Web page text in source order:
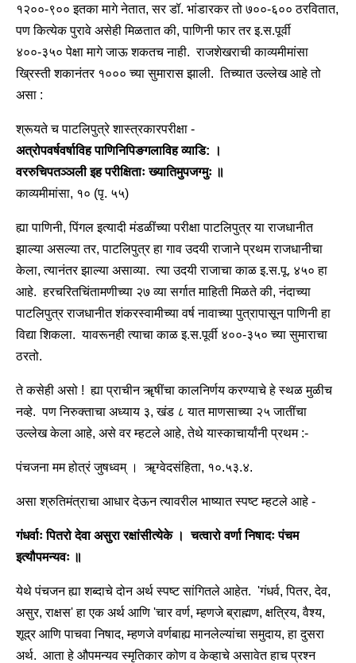
१२००-९०० इतका मागे नेतात, सर डॉ. भांडारकर तो ७००-६०० ठरवितात,
पण कित्येक पुरावे असेही मिळतात की, पाणिनी फार तर इ.स.पूर्वी
४००-३५० पेक्षा मागे जाऊ शकतच नाही. राजशेखराची काव्यमीमांसा
ख्रिस्ती शकानंतर १००० च्या सुमारास झाली. तिच्यात उल्लेख आहे तो
असा :
श्रूयते च पाटलिपुत्रे शास्त्रकारपरीक्षा -
अत्रोपवर्षवर्षाविह पाणिनिपिङगलाविह व्याडि: ।
वररुचिपतञ्ञली इह परीक्षिताः ख्यातिमुपजग्मुः ॥
काव्यमीमांसा, १० (पृ. ५५)
ह्या पाणिनी, पिंगल इत्यादी मंडळींच्या परीक्षा पाटलिपुत्र या राजधानीत
झाल्या असल्या तर, पाटलिपुत्र हा गाव उदयी राजाने प्रथम राजधानीचा
केला, त्यानंतर झाल्या असाव्या. त्या उदयी राजाचा काळ इ.स.पू. ४५० हा
आहे. हरचरितचिंतामणीच्या २७ व्या सर्गात माहिती मिळते की, नंदाच्या
पाटलिपुत्र राजधानीत शंकरस्वामीच्या वर्ष नावाच्या पुत्रापासून पाणिनी हा
विद्या शिकला. यावरूनही त्याचा काळ इ.स.पूर्वी ४००-३५० च्या सुमाराचा
ठरतो.
ते कसेही असो ! ह्या प्राचीन ॠषींचा कालनिर्णय करण्याचे हे स्थळ मुळीच
नव्हे. पण निरुक्ताचा अध्याय ३, खंड ८ यात माणसाच्या २५ जातींचा
उल्लेख केला आहे, असे वर म्हटले आहे, तेथे यास्काचार्यांनी प्रथम :-
पंचजना मम होत्रं जुषध्वम् । ॠग्वेदसंहिता, १०.५३.४.
असा श्रुतिमंत्राचा आधार देऊन त्यावरील भाष्यात स्पष्ट म्हटले आहे -
गंधर्वाः पितरो देवा असुरा रक्षांसीत्येके । चत्वारो वर्णा निषादः पंचम
इत्यौपमन्यवः ॥
येथे पंचजन ह्या शब्दाचे दोन अर्थ स्पष्ट सांगितले आहेत. 'गंधर्व, पितर, देव,
असुर, राक्षस' हा एक अर्थ आणि 'चार वर्ण, म्हणजे ब्राह्मण, क्षत्रिय, वैश्य,
शूद्र आणि पाचवा निषाद, म्हणजे वर्णबाह्य मानलेल्यांचा समुदाय, हा दुसरा
अर्थ. आता हे औपमन्यव स्मृतिकार कोण व केव्हाचे असावेत हाच प्रश्न